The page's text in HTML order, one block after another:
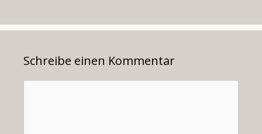
Schreibe einen Kommentar